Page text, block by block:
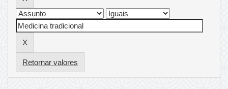
Retornar valores